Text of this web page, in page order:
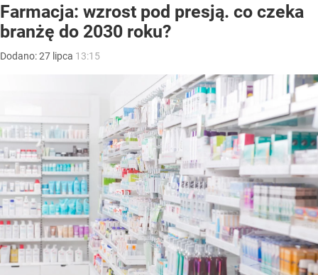
Farmacja: wzrost pod presją. co czeka
branżę do 2030 roku?
Dodano:27 lipca 13:15